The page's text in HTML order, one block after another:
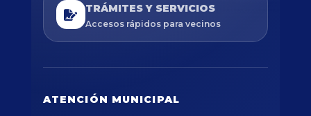
TRÁMITES Y SERVICIOS
Accesos rápidos para vecinos
ATENCIÓN MUNICIPAL